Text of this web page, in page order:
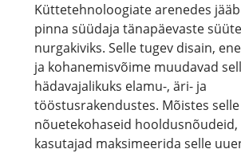
Küttetehnoloogiate arenedes
pinna süüdaja tänapäevaste
nurgakiviks. Selle tugev disain,
ja kohanemisvõime muudavad
hädavajalikuks elamu-, äri- ja
tööstusrakendustes. Mõistes
nõuetekohaseid hooldusnõudeid,
kasutajad maksimeerida selle